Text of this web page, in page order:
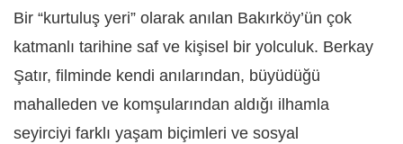
Bir “kurtuluş yeri” olarak anılan Bakırköy’ün çok
katmanlı tarihine saf ve kişisel bir yolculuk. Berkay
Şatır, filminde kendi anılarından, büyüdüğü
mahalleden ve komşularından aldığı ilhamla
seyirciyi farklı yaşam biçimleri ve sosyal